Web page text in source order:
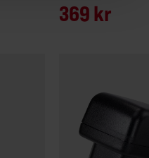
369 kr